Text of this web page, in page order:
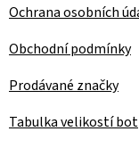
Ochrana osobních
Obchodní podmínky
Prodávané značky
Tabulka velikostí bot